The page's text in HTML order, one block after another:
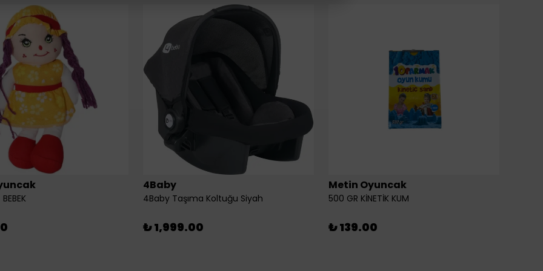
4Baby
4Baby Taşıma Koltuğu Siyah
₺ 1,999.00
Metin Oyuncak
500 GR KİNETİK KUM
₺ 139.00